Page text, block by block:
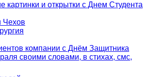
картинки и открытки с Днем Студента
компании с Днём Защитника
своими словами, в стихах, смс,